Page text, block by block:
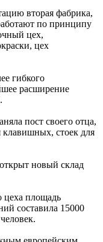
вторая фабрика,
по принципу
цех,
цех
гибкого
расширение
пост своего отца,
стоек для
новый склад
цеха площадь
составила 15000